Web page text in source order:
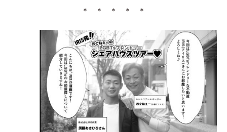
＊ ＊ ＊ ＊ ＊